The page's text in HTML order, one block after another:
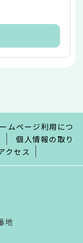
ムページ利用につ
個人情報の取り
クセス
地